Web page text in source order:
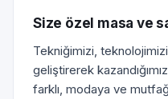
Size özel masa ve
Tekniğimizi,
geliştirerek
farklı, modaya ve